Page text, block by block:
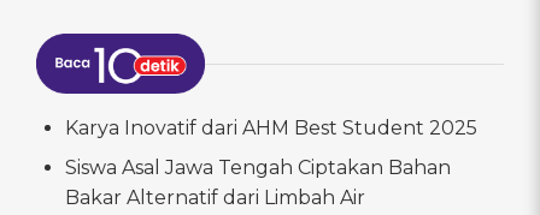
Karya Inovatif dari AHM Best Student 2025
Siswa Asal Jawa Tengah Ciptakan Bahan
Bakar Alternatif dari Limbah Air